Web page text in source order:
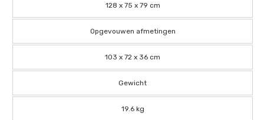
128 x 75 x 79 cm
Opgevouwen afmetingen
103 x 72 x 36 cm
Gewicht
19.6 kg